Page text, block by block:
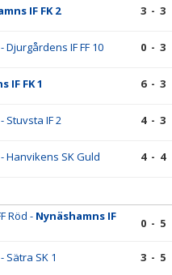
IF FK 2 3 - 3
- Djurgårdens IF FF 10 0 - 3
IF FK 1 6 - 3
Stuvsta IF 2 4 - 3
- Hanvikens SK Guld 4 - 4
Röd - Nynäshamns IF
0 - 5
- Sätra SK 1 3 - 5